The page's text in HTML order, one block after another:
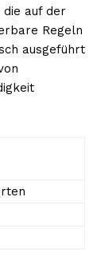
auf der
Regeln
ausgeführt